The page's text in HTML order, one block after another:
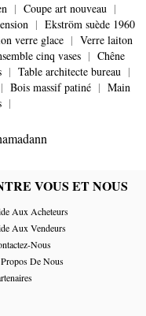
| Coupe art nouveau |
| Ekström suède 1960
verre glace | Verre laiton
cinq vases | Chêne
| Table architecte bureau |
| Bois massif patiné | Main
|
VOUS ET NOUS
Aux Acheteurs
Aux Vendeurs
Nous
De Nous